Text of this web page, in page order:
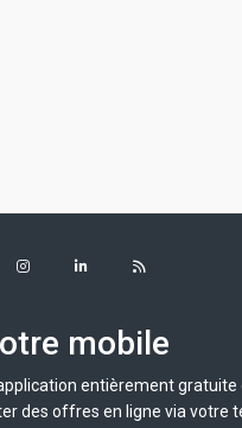
mobile
entièrement
des offres en ligne via votre